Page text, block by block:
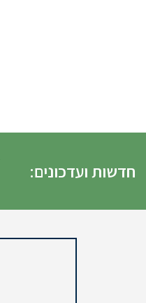
חדשות ועדכונים: